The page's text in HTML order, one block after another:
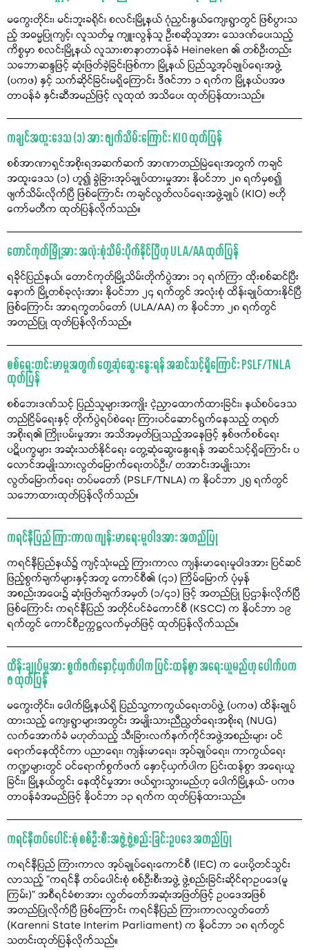
မကွေးတိုင်း၊ မင်းဘူးခရိုင်၊ စလင်းမြို့နယ် ဂုံညှင်းနွယ်ကျေးရွာတွင် ဖြစ်ပွားသ
ည့် အဓမ္မပြုကျင့်၊ လူသတ်မှု ကျူးလွန်သူ ဦးစဆိုသူအား သေဒဏ်ပေးသည့်
ကိစ္စမှာ စလင်းမြို့နယ် လူသားစာနာတာဝန်ခံ Heineken ၏ တစ်ဦးတည်း
သဘောဆန္ဒဖြင့် ဆုံးဖြတ်ခဲ့ခြင်းဖြစ်ကာ မြို့နယ် ပြည်သူ့အုပ်ချုပ်ရေးအဖွဲ့
(ပကဖ) နှင့် သက်ဆိုင်ခြင်းမရှိကြောင်း ဒီဇင်ဘာ ၁ ရက်က မြို့နယ်ပအဖ
တာဝန်ခံ နှင်းဆီအမည်ဖြင့် လူထုထံ အသိပေး ထုတ်ပြန်ထားသည်။
ကချင်အထူးဒေသ (၁) အား ဖျက်သိမ်းကြောင်း KIO ထုတ်ပြန်
စစ်အာဏာရှင်အစိုးရအဆက်ဆက် အာဏာတည်မြဲရေးအတွက် ကချင်
အထူးဒေသ (၁) ဟူ၍ ခွဲခြားအုပ်ချုပ်ထားမှုအား နိုဝင်ဘာ ၂၈ ရက်မှစ၍
ဖျက်သိမ်းလိုက်ပြီ ဖြစ်ကြောင်း ကချင်လွတ်လပ်ရေးအဖွဲ့ချုပ် (KIO) ဗဟို
ကော်မတီက ထုတ်ပြန်လိုက်သည်။
တောင်ကုတ်မြို့အား အလုံးစုံသိမ်းပိုက်နိုင်ပြီဟု ULA/AA ထုတ်ပြန်
ရခိုင်ပြည်နယ်၊ တောင်ကုတ်မြို့သိမ်းတိုက်ပွဲအား ၁၇ ရက်ကြာ ထိုးစစ်ဆင်ပြီး
နောက် မြို့တစ်ခုလုံးအား နိုဝင်ဘာ ၂၄ ရက်တွင် အလုံးစုံ ထိန်းချုပ်ထားနိုင်ပြီ
ဖြစ်ကြောင်း အာရက္ခတပ်တော် (ULA/AA) က နိုဝင်ဘာ ၂၈ ရက်တွင်
အတည်ပြု ထုတ်ပြန်လိုက်သည်။
စစ်ရေးတင်းမာမှုအတွက် တွေ့ဆုံဆွေးနွေးရန် အဆင်သင့်ရှိကြောင်း PSLF/TNLA
ထုတ်ပြန်
စစ်ဘေးဒဏ်သင့် ပြည်သူများအကျိုး ငဲ့ညှာထောက်ထားခြင်း၊ နယ်စပ်ဒေသ
တည်ငြိမ်ရေးနှင့် တိုက်ပွဲရပ်စဲရေး ကြားဝင်ဆောင်ရွက်နေသည့် တရုတ်
အစိုးရ၏ ကြိုးပမ်းမှုအား အသိအမှတ်ပြုသည့်အနေဖြင့် နှစ်ဖက်စစ်ရေး
ပဋိပက္ခများ အဆုံးသတ်နိုင်ရေး တွေ့ဆုံဆွေးနွေးရန် အဆင်သင့်ရှိကြောင်း ပ
လောင်အမျိုးသားလွတ်မြောက်ရေးတပ်ဦး/ တအာင်းအမျိုးသား
လွတ်မြောက်ရေး တပ်မတော် (PSLF/TNLA) က နိုဝင်ဘာ ၂၅ ရက်တွင်
သဘောထားထုတ်ပြန်လိုက်သည်။
ကရင်နီပြည် ကြားကာလ ကျန်းမာရေးမူဝါဒအား အတည်ပြု
ကရင်နီပြည်နယ်၌ ကျင့်သုံးမည့် ကြားကာလ ကျန်းမာရေးမူဝါဒအား ပြင်ဆင်
ဖြည့်စွက်ချက်များနှင့်အတူ ကောင်စီ၏ (၄၁) ကြိမ်မြောက် ပုံမှန်
အစည်းအဝေး၌ ဆုံးဖြတ်ချက်အမှတ် (၁/၄၁) ဖြင့် အတည်ပြု ပြဌာန်းလိုက်ပြီ
ဖြစ်ကြောင်း ကရင်နီပြည် အတိုင်ပင်ခံကောင်စီ (KSCC) က နိုဝင်ဘာ ၁၉
ရက်တွင် ကောင်စီဥက္ကဋ္ဌလက်မှတ်ဖြင့် ထုတ်ပြန်လိုက်သည်။
ထိန်းချုပ်မှုအား စွက်ဖက်နှောင့်ယှက်ပါက ပြင်းထန်စွာ အရေးယူမည်ဟု ပေါက်ပက
ဖ ထုတ်ပြန်
မကွေးတိုင်း၊ ပေါက်မြို့နယ်ရှိ ပြည်သူ့ကာကွယ်ရေးတပ်ဖွဲ့ (ပကဖ) ထိန်းချုပ်
ထားသည့် ကျေးရွာများအတွင်း အမျိုးသားညီညွတ်ရေးအစိုးရ (NUG)
လက်အောက်ခံ မဟုတ်သည့် သီးခြားလက်နက်ကိုင်အဖွဲ့အစည်းများ ဝင်
ရောက်နေထိုင်ကာ ပညာရေး၊ ကျန်းမာရေး၊ အုပ်ချုပ်ရေး၊ ကာကွယ်ရေး
ကဏ္ဍများတွင် ဝင်ရောက်စွက်ဖက် နှောင့်ယှက်ပါက ပြင်းထန်စွာ အရေးယူ
ခြင်း၊ မြို့နယ်တွင်း နေထိုင်မှုအား ဖယ်ရှားသွားမည်ဟု ပေါက်မြို့နယ်- ပကဖ
တာဝန်ခံအမည်ဖြင့် နိုဝင်ဘာ ၁၃ ရက်က ထုတ်ပြန်ထားသည်။
ကရင်နီတပ်ပေါင်းစုံ စစ်ဦးစီးအဖွဲ့ ဖွဲ့စည်းခြင်းဥပဒေ အတည်ပြု
ကရင်နီပြည် ကြားကာလ အုပ်ချုပ်ရေးကောင်စီ (IEC) က ပေးပို့တင်သွင်း
လာသည့် "ကရင်နီ တပ်ပေါင်းစုံ စစ်ဦးစီးအဖွဲ့ ဖွဲ့စည်းခြင်းဆိုင်ရာဥပဒေ(မူ
ကြမ်း)” အစီရင်ခံစာအား လွှတ်တော်အဆုံးအဖြတ်ဖြင့် ဥပဒေအဖြစ်
အတည်ပြုလိုက်ပြီ ဖြစ်ကြောင်း ကရင်နီပြည် ကြားကာလလွှတ်တော်
(Karenni State Interim Parliament) က နိုဝင်ဘာ ၁၈ ရက်တွင်
သတင်းထုတ်ပြန်လိုက်သည်။